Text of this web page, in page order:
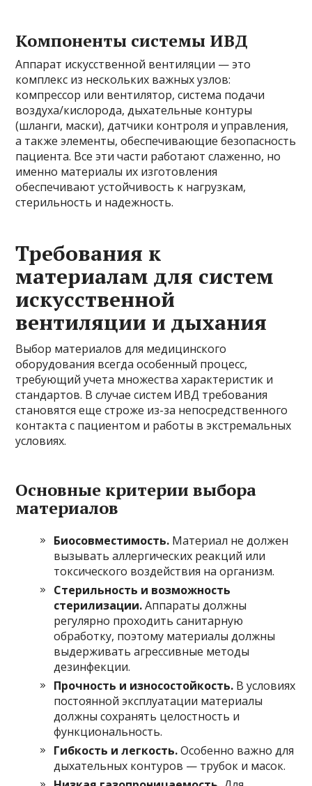
Компоненты системы ИВД
Аппарат искусственной вентиляции — это
комплекс из нескольких важных узлов:
компрессор или вентилятор, система подачи
воздуха/кислорода, дыхательные контуры
(шланги, маски), датчики контроля и управления,
а также элементы, обеспечивающие безопасность
пациента. Все эти части работают слаженно, но
именно материалы их изготовления
обеспечивают устойчивость к нагрузкам,
стерильность и надежность.
Требования к
материалам для систем
искусственной
вентиляции и дыхания
Выбор материалов для медицинского
оборудования всегда особенный процесс,
требующий учета множества характеристик и
стандартов. В случае систем ИВД требования
становятся еще строже из-за непосредственного
контакта с пациентом и работы в экстремальных
условиях.
Основные критерии выбора
материалов
Биосовместимость. Материал не должен
вызывать аллергических реакций или
токсического воздействия на организм.
Стерильность и возможность
стерилизации.Аппараты должны
регулярно проходить санитарную
обработку, поэтому материалы должны
выдерживать агрессивные методы
дезинфекции.
Прочность и износостойкость. В условиях
постоянной эксплуатации материалы
должны сохранять целостность и
функциональность.
Гибкость и легкость.Особенно важно для
дыхательных контуров — трубок и масок.